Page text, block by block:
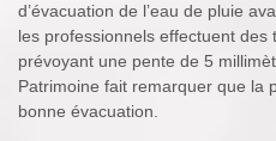
d’évacuation de l’eau de pluie
les professionnels effectuent
prévoyant une pente de 5
Patrimoine fait remarquer que la
bonne évacuation.